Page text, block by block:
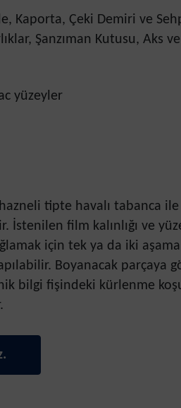
Kaporta, Çeki Demiri ve
Şanzıman Kutusu, Aks
yüzeyler
tipte havalı tabanca ile
İstenilen film kalınlığı ve
için tek ya da iki
Boyanacak parçaya
bilgi fişindeki kürlenme